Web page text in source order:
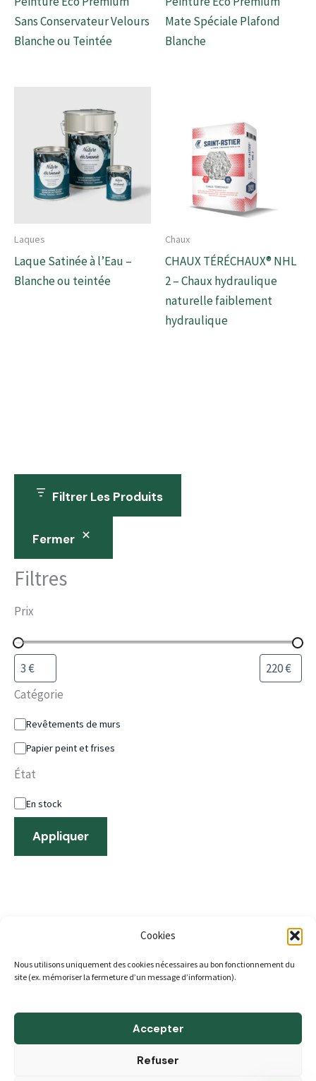
Cookies
Nous utilisons uniquement des cookies nécessaires au bon fonctionnement du
site (ex. mémoriser la fermeture d’un message d’information).
Accepter
Refuser
Filtrer Les Produits
Fermer
Filtres
Prix
Catégorie
Revêtements de murs
Papier peint et frises
État
En stock
Appliquer
Sans Conservateur Velours
Blanche ou Teintée
Mate Spéciale Plafond
Blanche
Laques
Laque Satinée à l’Eau –
Blanche ou teintée
Chaux
CHAUX TÉRÉCHAUX® NHL
2 – Chaux hydraulique
naturelle faiblement
hydraulique
ACCUEIL
Blog